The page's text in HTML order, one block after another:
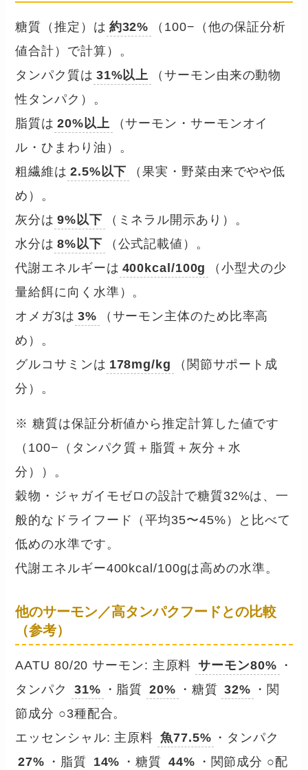
糖質（推定）は 約32%
（100−（他の保証分析
値合計）で計算）。
タンパク質は 31%以上
（サーモン由来の動物
性タンパク）。
脂質は 20%以上
（サーモン・サーモンオイ
ル・ひまわり油）。
粗繊維は 2.5%以下
（果実・野菜由来でやや低
め）。
灰分は 9%以下
（ミネラル開示あり）。
水分は 8%以下
（公式記載値）。
代謝エネルギーは 400kcal/100g
（小型犬の少
量給餌に向く水準）。
オメガ3は 3%
（サーモン主体のため比率高
め）。
グルコサミンは 178mg/kg
（関節サポート成
分）。
※ 糖質は保証分析値から推定計算した値です
（100−（タンパク質＋脂質＋灰分＋水
分））。
穀物・ジャガイモゼロの設計で糖質32%は、一
般的なドライフード（平均35〜45%）と比べて
低めの水準です。
代謝エネルギー400kcal/100gは高めの水準。
他のサーモン／高タンパクフードとの比較
（参考）
AATU 80/20 サーモン: 主原料 サーモン80% ・
タンパク
31% ・脂質 20% ・糖質 32% ・関
節成分 ○3種配合。
エッセンシャル: 主原料 魚77.5% ・タンパク
27% ・脂質 14% ・糖質 44% ・関節成分 ○配